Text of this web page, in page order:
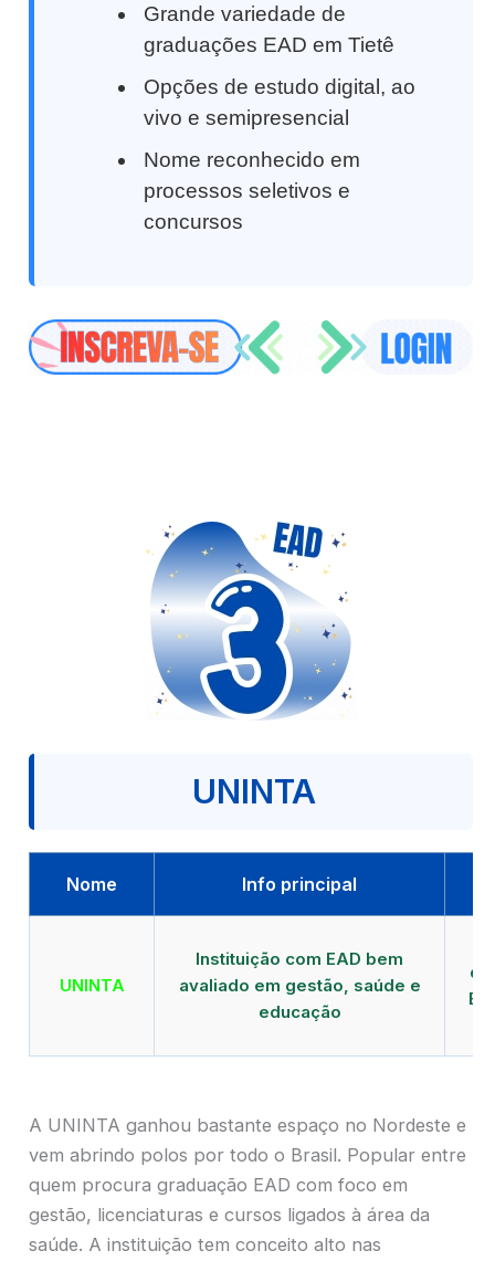
Grande variedade de
graduações EAD em Tietê
Opções de estudo digital, ao
vivo e semipresencial
Nome reconhecido em
processos seletivos e
concursos
UNINTA
Nome Info principal
UNINTA
Instituição com EAD bem
avaliado em gestão, saúde e
educação
A UNINTA ganhou bastante espaço no Nordeste e
vem abrindo polos por todo o Brasil. Popular entre
quem procura graduação EAD com foco em
gestão, licenciaturas e cursos ligados à área da
saúde. A instituição tem conceito alto nas